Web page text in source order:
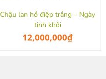
Chậu lan hồ điệp trắng – Ngày
tinh khôi
12,000,000₫